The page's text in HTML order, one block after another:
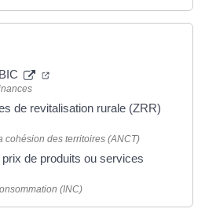
de revitalisation rurale (ZRR)
cohésion des territoires (ANCT)
de produits ou services
(INC)